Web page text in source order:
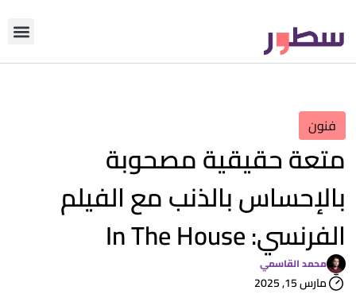
فنون
متعة حقيقية مصحوبة
بالإحساس بالذنب مع الفيلم
الفرنسي: In The House
محمد القاسمي
مارس 15, 2025